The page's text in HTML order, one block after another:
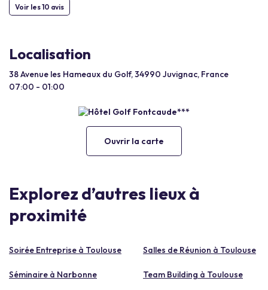
Voir les 10 avis
Localisation
38 Avenue les Hameaux du Golf, 34990 Juvignac, France
07:00 - 01:00
Ouvrir la carte
Explorez d’autres lieux à
proximité
Soirée Entreprise à Toulouse Salles de Réunion à Toulouse
Séminaire à Narbonne Team Building à Toulouse